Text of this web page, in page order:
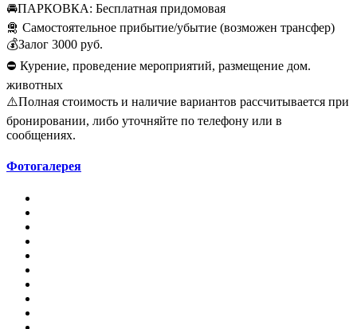
🚘ПАРКОВКА: Бесплатная придомовая
🛅 Самостоятельное прибытие/убытие (возможен трансфер)
💰Залог 3000 руб.
⛔️ Курение, проведение мероприятий, размещение дом.
животных
⚠️Полная стоимость и наличие вариантов рассчитывается при
бронировании, либо уточняйте по телефону или в
сообщениях.
Фотогалерея